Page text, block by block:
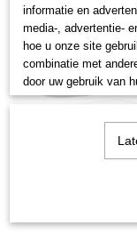
informatie en
media-, advertentie-
hoe u onze site
combinatie met
door uw gebruik van